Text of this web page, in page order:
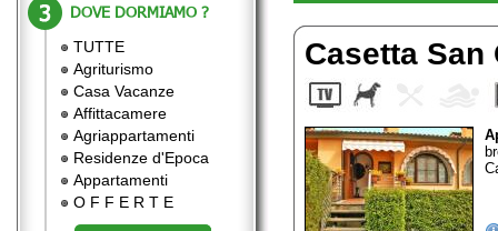
DOVE DORMIAMO ?
TUTTE
Agriturismo
Casa Vacanze
Affittacamere
Agriappartamenti
Residenze d'Epoca
Appartamenti
O F F E R T E
Casetta